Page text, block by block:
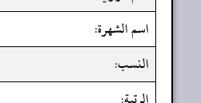
اسم الشهرة:
النسب: